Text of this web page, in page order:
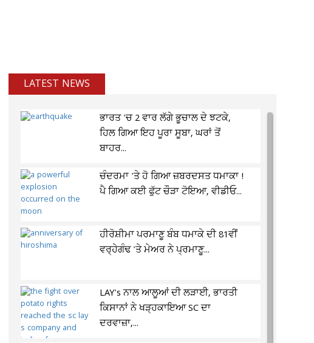
LATEST NEWS
ਭਾਰਤ 'ਚ 2 ਵਾਰ ਲੱਗੇ ਭੂਚਾਲ ਦੇ ਝਟਕੇ,
ਹਿਲ ਗਿਆ ਇਹ ਪੂਰਾ ਸੂਬਾ, ਘਰਾਂ ਤੋਂ
ਬਾਹਰ...
ਚੰਦਰਮਾ 'ਤੇ ਹੋ ਗਿਆ ਜ਼ਬਰਦਸਤ ਧਮਾਕਾ !
ਪੈ ਗਿਆ ਕਈ ਫੁੱਟ ਚੌੜਾ ਟੋਇਆ, ਵੀਡੀਓ...
ਹੀਰੋਸ਼ੀਮਾ ਪਰਮਾਣੂ ਬੰਬ ਧਮਾਕੇ ਦੀ 81ਵੀਂ
ਵਰ੍ਹੇਗੰਢ 'ਤੇ ਮੇਅਰ ਨੇ ਪ੍ਰਮਾਣੂ...
LAY's ਨਾਲ ਆਲੂਆਂ ਦੀ ਲੜਾਈ, ਭਾਰਤੀ
ਕਿਸਾਨਾਂ ਨੇ ਖੜ੍ਹਕਾਇਆ SC ਦਾ
ਦਰਵਾਜ਼ਾ,...